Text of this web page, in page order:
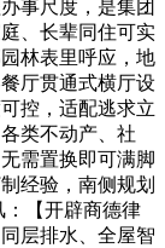
事尺度，是集团
、长辈同住可实
林表里呼应，地
厅贯通式横厅设
控，适配逃求立
类不动产、社
需置换即可满脚
经验，南侧规划
：【开辟商德律
层排水、全屋智